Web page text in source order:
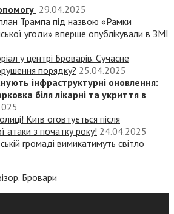
29.04.2025
Трампа під назвою «‎Рамки
угоди» вперше опублікували в ЗМІ
у центрі Броварів. Сучасне
порядку? 25.04.2025
інфраструктурні оновлення:
біля лікарні та укриття в
Київ оговтується після
атаки з початку року! 24.04.2025
громаді вимикатимуть світло
Бровари